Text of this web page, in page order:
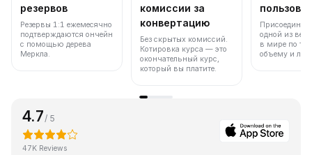
резервов
Резервы 1:1 ежемесячно
подтверждаются ончейн
с помощью дерева
Меркла.
комиссии за
конвертацию
Без скрытых комиссий.
Котировка курса — это
окончательный курс,
который вы платите.
одной из
в мире по
объему и
4.7/ 5
47K Reviews